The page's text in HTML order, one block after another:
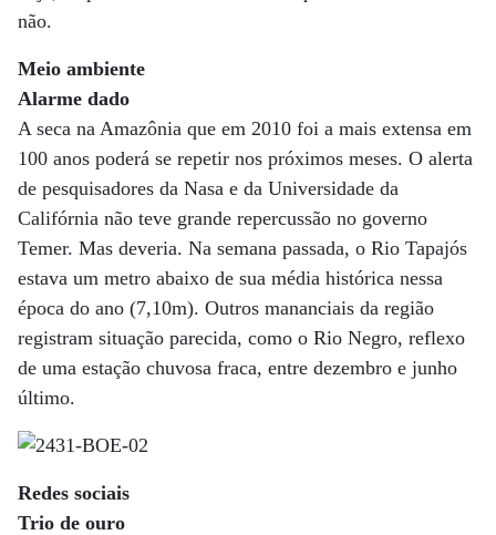
não.
Meio ambiente
Alarme dado
A seca na Amazônia que em 2010 foi a mais extensa em
100 anos poderá se repetir nos próximos meses. O alerta
de pesquisadores da Nasa e da Universidade da
Califórnia não teve grande repercussão no governo
Temer. Mas deveria. Na semana passada, o Rio Tapajós
estava um metro abaixo de sua média histórica nessa
época do ano (7,10m). Outros mananciais da região
registram situação parecida, como o Rio Negro, reflexo
de uma estação chuvosa fraca, entre dezembro e junho
último.
Redes sociais
Trio de ouro